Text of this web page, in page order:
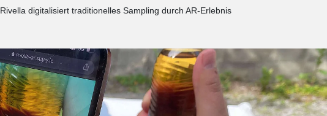
Rivella digitalisiert traditionelles Sampling durch AR-Erlebnis